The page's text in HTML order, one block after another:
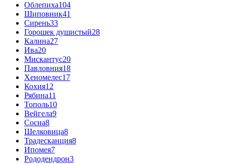
Облепиха104
Шиповник41
Сирень33
Горошек душистый28
Калина27
Ива20
Мискантус20
Павловния18
Хеномелес17
Кохия12
Рябина11
Тополь10
Вейгела9
Сосна8
Шелковица8
Традесканция8
Ипомея7
Рододендрон3